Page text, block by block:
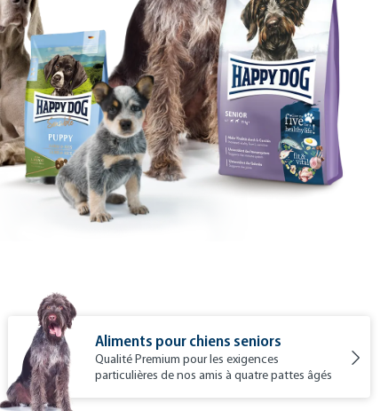
Aliments pour chiens seniors
Qualité Premium pour les exigences
particulières de nos amis à quatre pattes âgés